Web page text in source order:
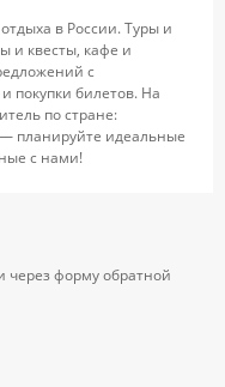
в России. Туры и
и квесты, кафе и
с
покупки билетов. На
по стране:
планируйте идеальные
с нами!
через форму обратной